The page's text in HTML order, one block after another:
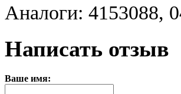
Аналоги: 4153088,
Написать отзыв
Ваше имя: